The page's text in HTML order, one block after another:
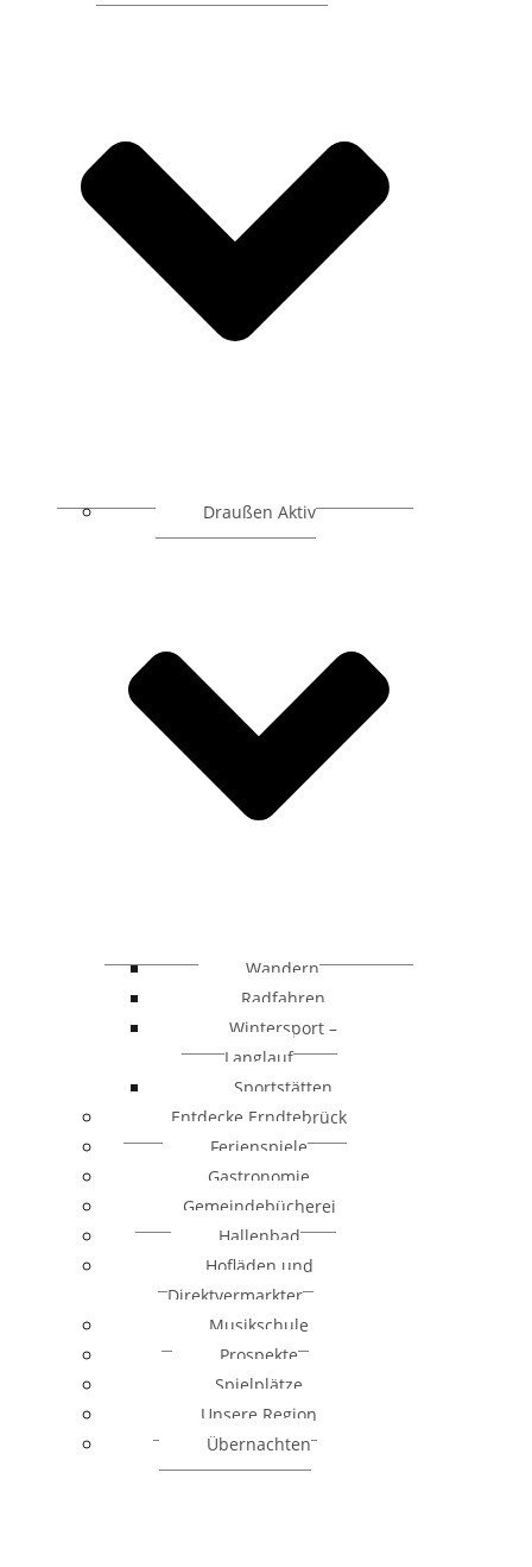
Draußen Aktiv
Wandern
Radfahren
Wintersport –
Langlauf
Sportstätten
Entdecke Erndtebrück
Ferienspiele
Gastronomie
Gemeindebücherei
Hallenbad
Hofläden und
Direktvermarkter
Musikschule
Prospekte
Spielplätze
Unsere Region
Übernachten